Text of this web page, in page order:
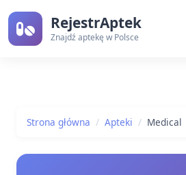
RejestrAptek
Znajdź aptekę w Polsce
Strona główna Apteki Medical